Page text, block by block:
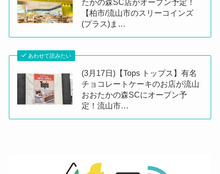
たかの森SC店がオープン予定！
【柏市/流山市のスリーコインズ
(プラス)ま…
あわせて読みたい
(3月17日)【Tops トップス】有名
チョコレートケーキのお店が流山
おおたかの森SCにオープン予
定！流山市…